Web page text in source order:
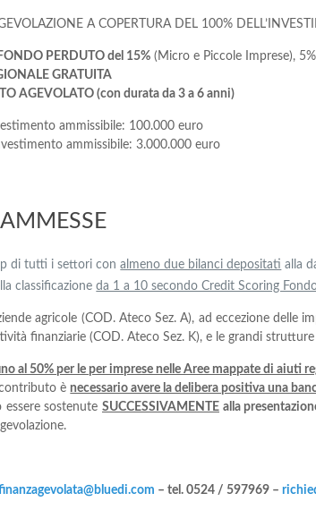
A COPERTURA DEL 100%
PERDUTO del 15% (Micro e Piccole Imprese),
GRATUITA
AGEVOLATO (con durata da 3 a 6 anni)
ammissibile: 100.000 euro
ammissibile: 3.000.000 euro
di tutti i settori conalmeno due bilanci depositati alla
classificazioneda 1 a 10 secondo Credit Scoring
agricole (COD. Ateco Sez. A), ad eccezione delle
finanziarie (COD. Ateco Sez. K), e le grandi
al 50% per le per imprese nelle Aree mappate di aiuti
è necessario avere la delibera positiva una
sostenute SUCCESSIVAMENTEalla
– tel. 0524 / 597969 –